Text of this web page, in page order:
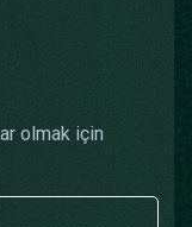
olmak için